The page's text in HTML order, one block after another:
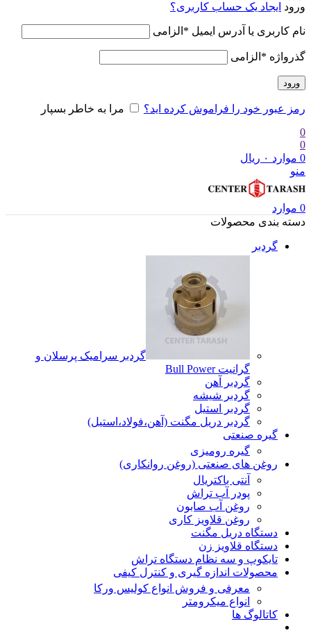
ورود ایجاد یک حساب کاربری؟
نام کاربری یا آدرس ایمیل * الزامی
گذرواژه * الزامی
ورود
رمز عبور خود را فراموش کرده اید؟
مرا به خاطر بسپار
0
0
0 موارد ۰ ریال
منو
0 موارد
دسته بندی محصولات
گردبر
گردبر سرامیک پرسلان و
گرانیت Bull Power
گردبر آهن
گردبر شیشه
گردبر استیل
گردبر دریل مگنت (آهن،فولاد،استیل)
گیره صنعتی
گیره رومیزی
روغن های صنعتی (روغن روانکاری)
آنتی باکتریال
پودر آب تراش
روغن آب صابون
روغن قلاویز کاری
دستگاه دریل مگنت
دستگاه قلاویز زن
تایکوپ و سه نظام دستگاه تراش
محصولات اندازه گیری و کنترل کیفی
معرفی و فروش انواع کولیس ورکا
انواع میکرومتر
کاتالوگ ها